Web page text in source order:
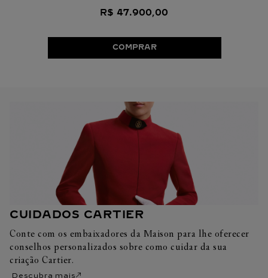
R$ 47.900,00
COMPRAR
CUIDADOS CARTIER
Conte com os embaixadores da Maison para lhe oferecer
conselhos personalizados sobre como cuidar da sua
criação Cartier.
Descubra mais